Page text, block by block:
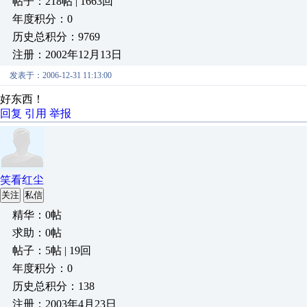
年度积分：0
历史总积分：9769
注册：2002年12月13日
发表于：2006-12-31 11:13:00
好东西！
回复 引用 举报
笑看红尘
关注 私信
精华：0帖
求助：0帖
帖子：5帖 | 19回
年度积分：0
历史总积分：138
注册：2003年4月23日